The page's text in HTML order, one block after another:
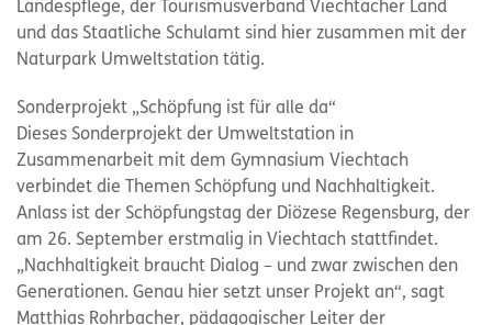
Landespflege, der Tourismusverband Viechtacher Land
und das Staatliche Schulamt sind hier zusammen mit der
Naturpark Umweltstation tätig.
Sonderprojekt „Schöpfung ist für alle da“
Dieses Sonderprojekt der Umweltstation in
Zusammenarbeit mit dem Gymnasium Viechtach
verbindet die Themen Schöpfung und Nachhaltigkeit.
Anlass ist der Schöpfungstag der Diözese Regensburg, der
am 26. September erstmalig in Viechtach stattfindet.
„Nachhaltigkeit braucht Dialog – und zwar zwischen den
Generationen. Genau hier setzt unser Projekt an“, sagt
Matthias Rohrbacher, pädagogischer Leiter der